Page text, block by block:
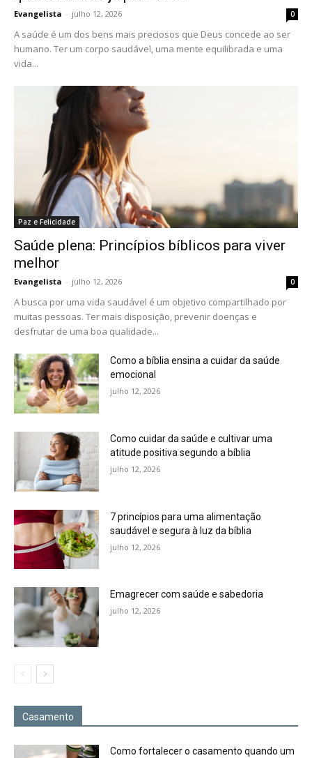
Evangelista - julho 12, 2026 0
A saúde é um dos bens mais preciosos que Deus concede ao ser
humano. Ter um corpo saudável, uma mente equilibrada e uma
vida...
Paz e Felicidade
Saúde plena: Princípios bíblicos para viver
melhor
Evangelista - julho 12, 2026 0
A busca por uma vida saudável é um objetivo compartilhado por
muitas pessoas. Ter mais disposição, prevenir doenças e
desfrutar de uma boa qualidade...
Como a bíblia ensina a cuidar da saúde
emocional
julho 12, 2026
Como cuidar da saúde e cultivar uma
atitude positiva segundo a bíblia
julho 12, 2026
7 princípios para uma alimentação
saudável e segura à luz da bíblia
julho 12, 2026
Emagrecer com saúde e sabedoria
julho 12, 2026
Casamento
Como fortalecer o casamento quando um